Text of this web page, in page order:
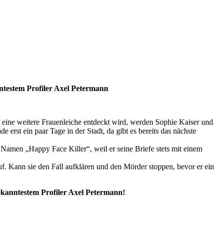
Profiler Axel Petermann
weitere Frauenleiche entdeckt wird, werden Sophie Kaiser und
ein paar Tage in der Stadt, da gibt es bereits das nächste
„Happy Face Killer“, weil er seine Briefe stets mit einem
Kann sie den Fall aufklären und den Mörder stoppen, bevor er ein
Profiler Axel Petermann!